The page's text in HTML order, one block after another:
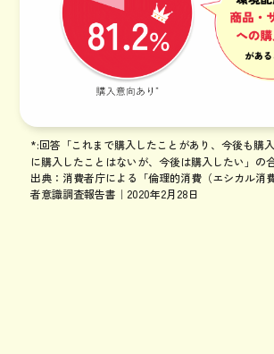
*:回答「これまで購入したことがあり、今後も購
に購入したことはないが、今後は購入したい」の
出典：消費者庁による「倫理的消費（エシカル消
者意識調査報告書｜2020年2月28日